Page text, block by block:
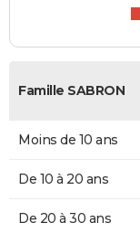
Famille SABRON
Moins de 10 ans
De 10 à 20 ans
De 20 à 30 ans